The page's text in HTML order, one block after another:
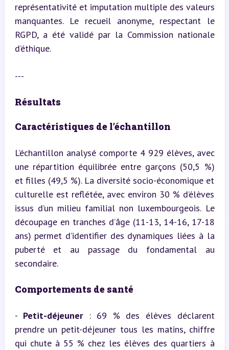
représentativité et imputation multiple des valeurs
manquantes. Le recueil anonyme, respectant le
RGPD, a été validé par la Commission nationale
d’éthique.
---
Résultats
Caractéristiques de l’échantillon
L’échantillon analysé comporte 4 929 élèves, avec
une répartition équilibrée entre garçons (50,5 %)
et filles (49,5 %). La diversité socio-économique et
culturelle est reflétée, avec environ 30 % d’élèves
issus d’un milieu familial non luxembourgeois. Le
découpage en tranches d’âge (11-13, 14-16, 17-18
ans) permet d’identifier des dynamiques liées à la
puberté et au passage du fondamental au
secondaire.
Comportements de santé
- Petit-déjeuner : 69 % des élèves déclarent
prendre un petit-déjeuner tous les matins, chiffre
qui chute à 55 % chez les élèves des quartiers à